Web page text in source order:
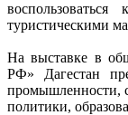
туристическими
На выставке в
РФ» Дагестан
промышленности,
политики,